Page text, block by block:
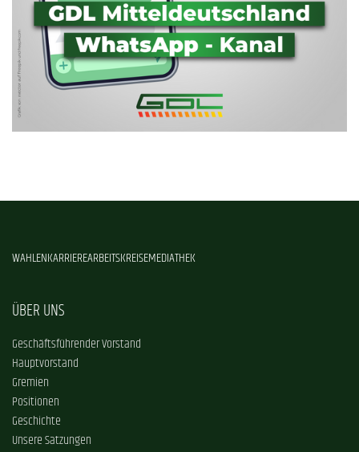
WAHLENKARRIEREARBEITSKREISEMEDIATHEK
ÜBER UNS
Geschäftsführender Vorstand
Hauptvorstand
Gremien
Positionen
Geschichte
Unsere Satzungen